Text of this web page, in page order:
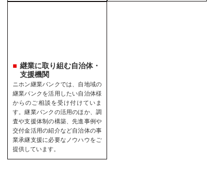
継業に取り組む自治体・
支援機関
ニホン継業バンクでは、自地域の
継業バンクを活用したい自治体様
からのご相談を受け付けていま
す。継業バンクの活用のほか、調
査や支援体制の構築、先進事例や
交付金活用の紹介など自治体の事
業承継支援に必要なノウハウをご
提供しています。